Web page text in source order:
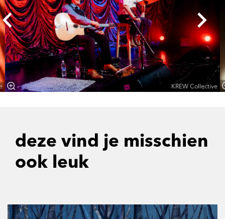
KREW Collective
deze vind je misschien
ook leuk